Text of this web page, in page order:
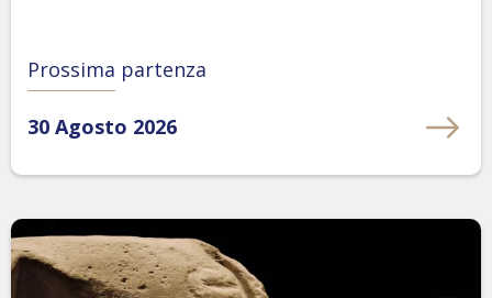
Prossima partenza
30 Agosto 2026